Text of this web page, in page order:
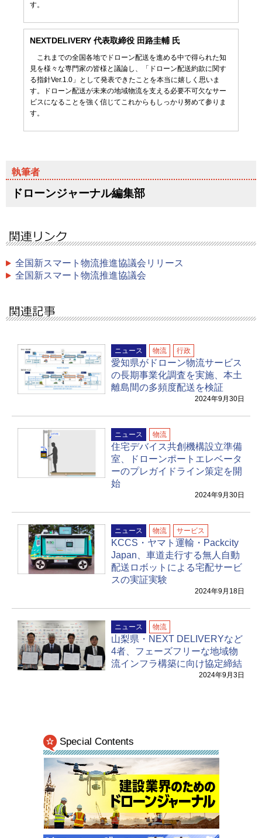
す。
NEXTDELIVERY 代表取締役 田路圭輔 氏
これまでの全国各地でドローン配送を進める中で得られた知
見を様々な専門家の皆様と議論し、「ドローン配送約款に関す
る指針Ver.1.0」として発表できたことを本当に嬉しく思いま
す。ドローン配送が未来の地域物流を支える必要不可欠なサー
ビスになることを強く信じてこれからもしっかり努めて参りま
す。
ドローンジャーナル編集部
全国新スマート物流推進協議会リリース
全国新スマート物流推進協議会
ニュース 物流 行政
愛知県がドローン物流サービス
の長期事業化調査を実施、本土
離島間の多頻度配送を検証
2024年9月30日
ニュース 物流
住宅デバイス共創機構設立準備
室、ドローンポートエレベータ
ーのプレガイドライン策定を開
始
2024年9月30日
ニュース 物流 サービス
KCCS・ヤマト運輸・Packcity
Japan、車道走行する無人自動
配送ロボットによる宅配サービ
スの実証実験
2024年9月18日
ニュース 物流
山梨県・NEXT DELIVERYなど
4者、フェーズフリーな地域物
流インフラ構築に向け協定締結
2024年9月3日
Special Contents